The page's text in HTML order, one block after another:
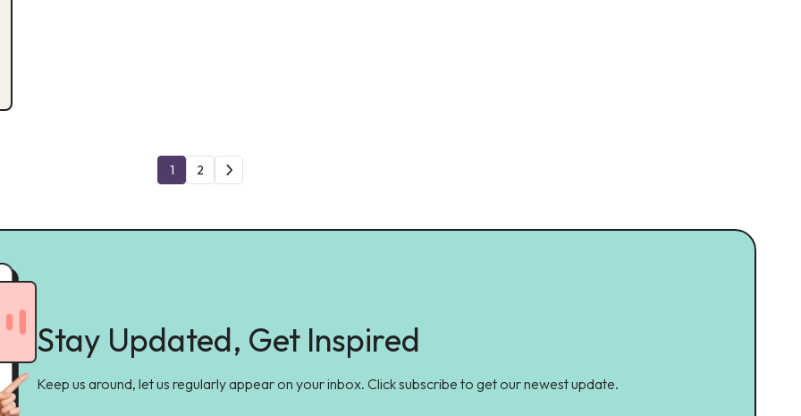
1 2
Stay Updated, Get Inspired
Keep us around, let us regularly appear on your inbox. Click subscribe to get our newest update.